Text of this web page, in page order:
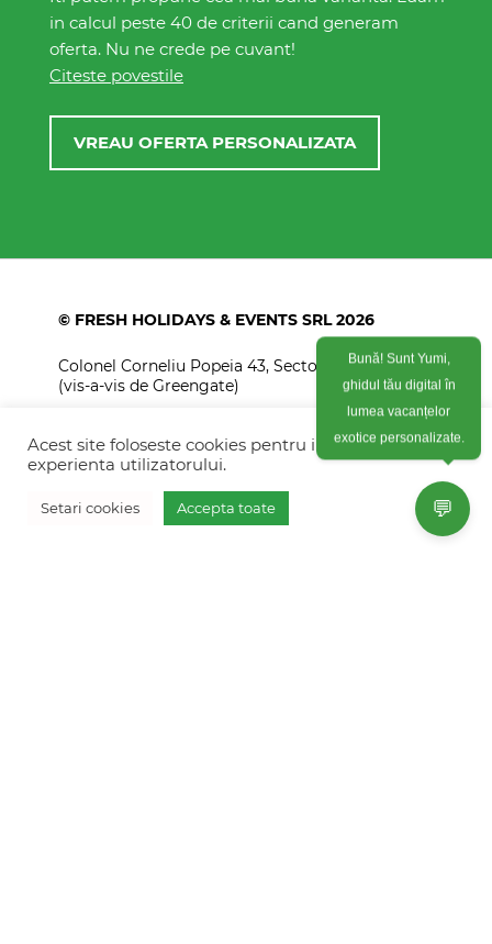
in calcul peste 40 de criterii cand generam
oferta. Nu ne crede pe cuvant!
Citeste povestile
VREAU OFERTA PERSONALIZATA
© FRESH HOLIDAYS & EVENTS SRL 2026
Colonel Corneliu Popeia 43, Sector 5, Bucuresti
(vis-a-vis de Greengate)
+40770 574 088
info@freshholidays.ro
Acest site foloseste cookies pentru imbunatati
experienta utilizatorului.
Setari cookies Accepta toate 💬
Bună! Sunt Yumi,
ghidul tău digital în
lumea vacanțelor
exotice personalizate.